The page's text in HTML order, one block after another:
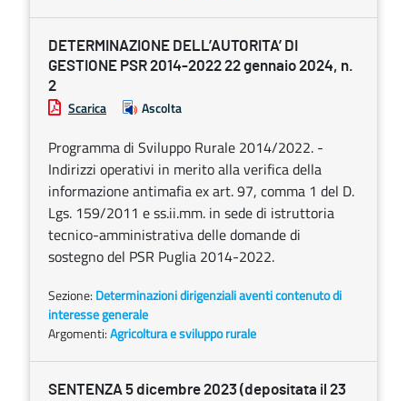
DETERMINAZIONE DELL’AUTORITA’ DI
GESTIONE PSR 2014-2022 22 gennaio 2024, n.
2
Scarica Ascolta
Programma di Sviluppo Rurale 2014/2022. -
Indirizzi operativi in merito alla verifica della
informazione antimafia ex art. 97, comma 1 del D.
Lgs. 159/2011 e ss.ii.mm. in sede di istruttoria
tecnico-amministrativa delle domande di
sostegno del PSR Puglia 2014-2022.
Sezione: Determinazioni dirigenziali aventi contenuto di
interesse generale
Argomenti:Agricoltura e sviluppo rurale
SENTENZA 5 dicembre 2023 (depositata il 23